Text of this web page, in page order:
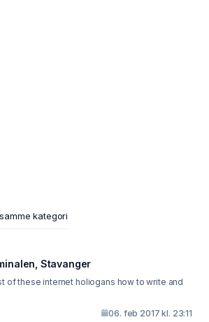
kategori
Stavanger
of these internet holiogans how to write and
06. feb 2017 kl. 23:11